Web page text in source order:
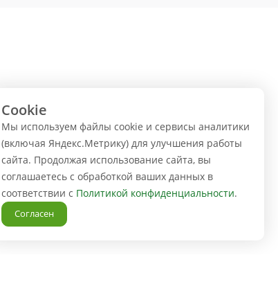
Компания занимается оптовой
цветочных горшков, садового инвентаря и
Cookie
Мы используем файлы cookie и сервисы аналитики
(включая Яндекс.Метрику) для улучшения работы
сайта. Продолжая использование сайта, вы
соглашаетесь с обработкой ваших данных в
соответствии с Политикой конфиденциальности.
Согласен